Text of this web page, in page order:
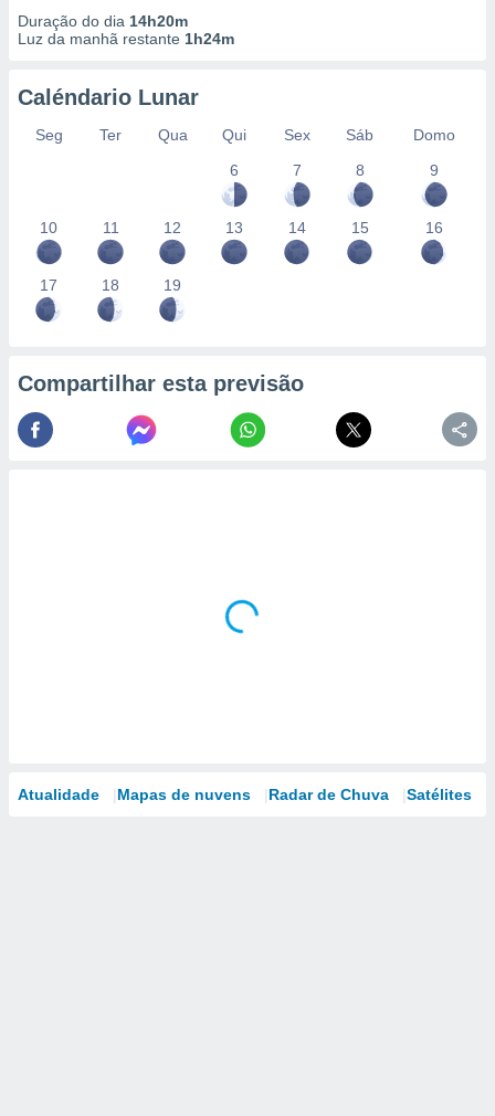
Duração do dia 14h20m
Luz da manhã restante 1h24m
Caléndario Lunar
Seg Ter Qua Qui Sex Sáb
Domo
6
7 8 9
10 11 12 13 14 15 16
17 18 19
Compartilhar esta previsão
Atualidade Mapas de nuvens Radar de Chuva Satélites